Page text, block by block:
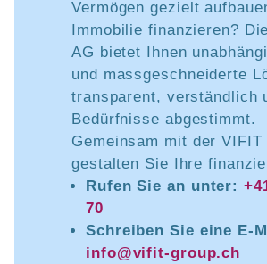
Vermögen gezielt
Immobilie finanzieren?
AG bietet Ihnen
und massgeschneiderte
transparent, verständlich
Bedürfnisse abgestimmt.
Gemeinsam mit der VIFIT
gestalten Sie Ihre
Rufen Sie an unter:
70
Schreiben Sie eine E-
info@vifit-group.ch